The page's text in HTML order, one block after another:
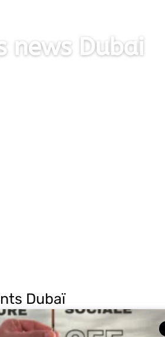
news Dubai
Dubaï